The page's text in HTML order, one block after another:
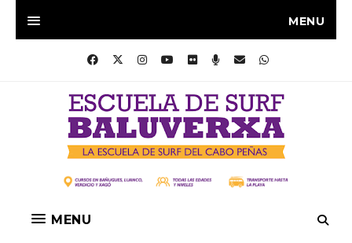
MENU
MENU